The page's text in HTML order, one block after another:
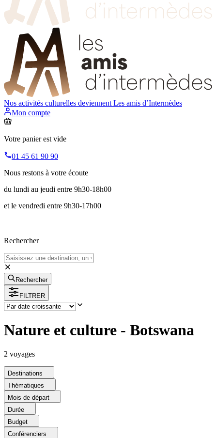
Nos activités culturelles deviennent Les amis d’Intermèdes
Mon compte
Votre panier est vide
01 45 61 90 90
Nous restons à votre écoute
du lundi au jeudi entre 9h30-18h00
et le vendredi entre 9h30-17h00
Rechercher
Rechercher
FILTRER
Nature et culture - Botswana
2 voyages
Destinations
Thématiques
Mois de départ
Durée
Budget
Conférenciers